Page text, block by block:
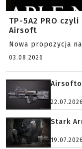
TP-5A2 PRO
Airsoft
Nowa propozycja
03.08.2026
22.07.2026
Stark
19.07.2026